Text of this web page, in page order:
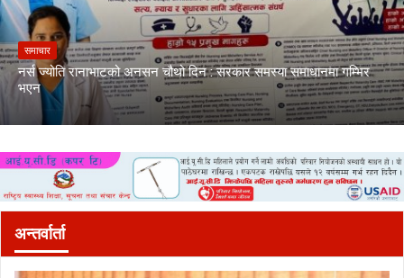
समाचार
नर्स ज्योति रानाभाटको अनसन चौथो दिन : सरकार समस्या समाधानमा गम्भिर
भएन
अन्तर्वार्ता